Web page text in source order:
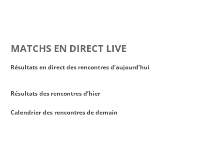
MATCHS EN DIRECT LIVE
Résultats en direct des rencontres d’aujourd’hui
Résultats des rencontres d’hier
Calendrier des rencontres de demain